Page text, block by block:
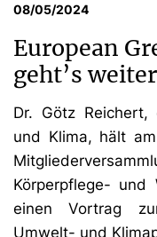
08/05/2024
European
geht’s
Dr. Götz Reichert,
und Klima, hält
Körperpflege- und
einen Vortrag
Umwelt- und